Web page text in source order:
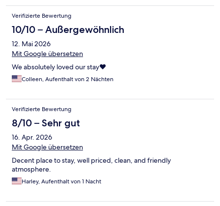
Verifizierte Bewertung
10/10 – Außergewöhnlich
12. Mai 2026
Mit Google übersetzen
We absolutely loved our stay❤️
Colleen, Aufenthalt von 2 Nächten
Verifizierte Bewertung
8/10 – Sehr gut
16. Apr. 2026
Mit Google übersetzen
Decent place to stay, well priced, clean, and friendly
atmosphere.
Harley, Aufenthalt von 1 Nacht